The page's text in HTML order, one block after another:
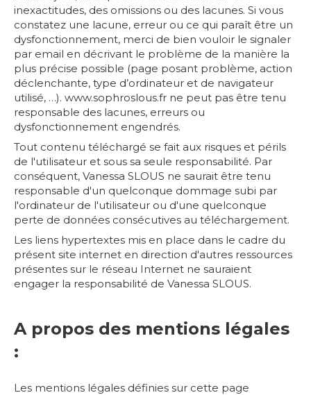
inexactitudes, des omissions ou des lacunes. Si vous
constatez une lacune, erreur ou ce qui paraît être un
dysfonctionnement, merci de bien vouloir le signaler
par email en décrivant le problème de la manière la
plus précise possible (page posant problème, action
déclenchante, type d’ordinateur et de navigateur
utilisé, …). www.sophroslous.fr ne peut pas être tenu
responsable des lacunes, erreurs ou
dysfonctionnement engendrés.
Tout contenu téléchargé se fait aux risques et périls
de l'utilisateur et sous sa seule responsabilité. Par
conséquent, Vanessa SLOUS ne saurait être tenu
responsable d'un quelconque dommage subi par
l'ordinateur de l'utilisateur ou d'une quelconque
perte de données consécutives au téléchargement.
Les liens hypertextes mis en place dans le cadre du
présent site internet en direction d'autres ressources
présentes sur le réseau Internet ne sauraient
engager la responsabilité de Vanessa SLOUS.
A propos des mentions légales
:
Les mentions légales définies sur cette page